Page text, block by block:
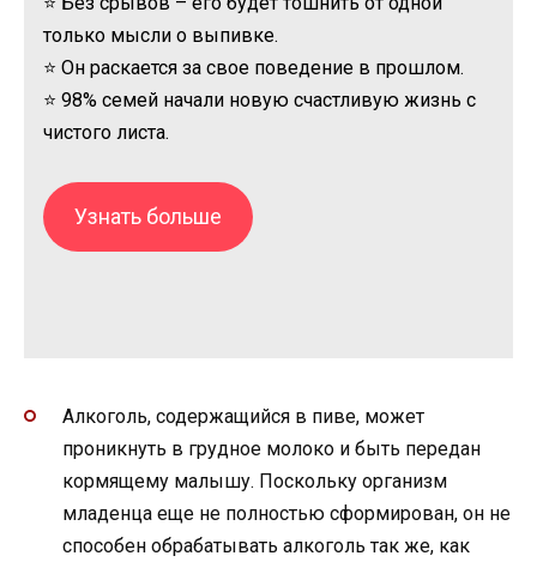
только мысли о выпивке.
⭐ Он раскается за свое поведение в прошлом.
⭐ 98% семей начали новую счастливую жизнь с
чистого листа.
Узнать больше
Алкоголь, содержащийся в пиве, может
проникнуть в грудное молоко и быть передан
кормящему малышу. Поскольку организм
младенца еще не полностью сформирован, он не
способен обрабатывать алкоголь так же, как